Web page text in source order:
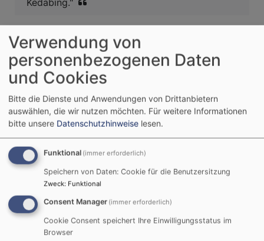
Kedabing."
"Frohe Weihnachten an Euch, Eure Familien
und alle Freunde in Hersbruck!
Rufe von Frauen, Mädchen, Kindern und
Menschen nach Frieden, Gerechtigkeit und
in unseren abgelegenen und isolierten
Gebieten sehnen sich nach einer guten
Infrastruktur, zuverlässigen Transportdiensten
und angemessener Gesundheitsversorgung.
Angesichts von Menschen, die an heilbaren
Krankheiten sterben, Stammeskriegen und
Naturkatastrophen, die unser Dasein als
Verwendung von
personenbezogenen Daten
und Cookies
Bitte die Dienste und Anwendungen von Drittanbietern
auswählen, die wir nutzen möchten. Für weitere Informationen
bitte unsere Datenschutzhinweise lesen.
Funktional (immer erforderlich)
Speichern von Daten: Cookie für die Benutzersitzung
Zweck: Funktional
Consent Manager (immer erforderlich)
Cookie Consent speichert Ihre Einwilligungsstatus im
Browser